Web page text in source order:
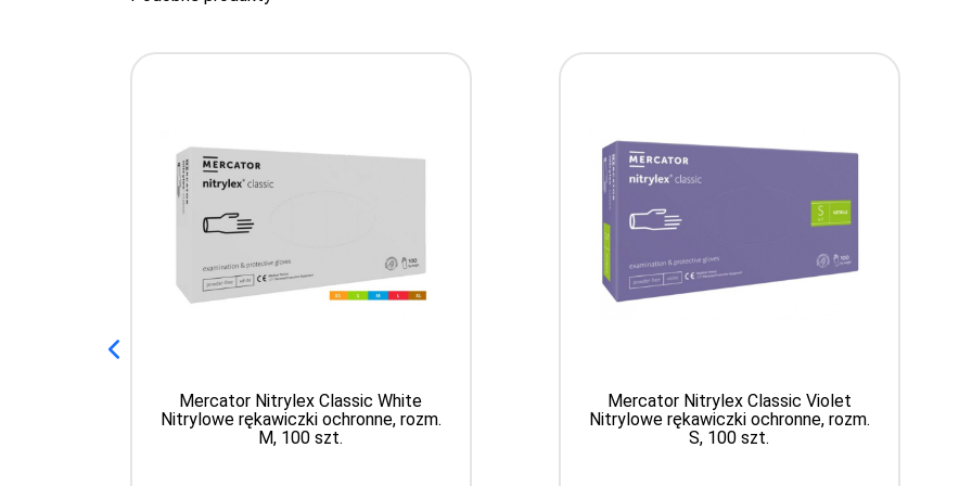
Mercator Nitrylex Classic White
Nitrylowe rękawiczki ochronne, rozm.
M, 100 szt.
Mercator Nitrylex Classic Violet
Nitrylowe rękawiczki ochronne, rozm.
S, 100 szt.